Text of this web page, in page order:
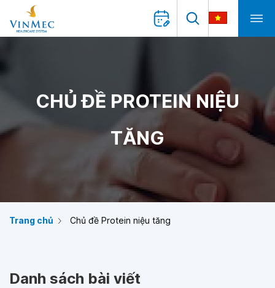
CHỦ ĐỀ PROTEIN NIỆU
TĂNG
Trang chủ Chủ đề Protein niệu tăng
Danh sách bài viết